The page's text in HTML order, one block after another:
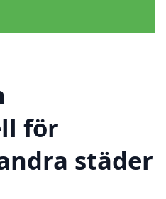
för
städer